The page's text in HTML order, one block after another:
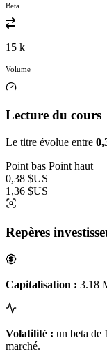
Beta
15 k
Volume
Lecture du cours
Le titre évolue entre
Point bas Point haut
0,38 $US
1,36 $US
Repères
Capitalisation : 3.18
Volatilité : un beta de
marché.